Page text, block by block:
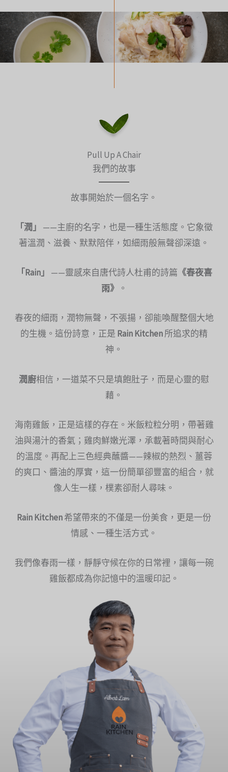
Pull Up A Chair
我們的故事
故事開始於一個名字。
「潤」
——主廚的名字，也是一種生活態度。它象徵
著溫潤、滋養、默默陪伴，如細雨般無聲卻深遠。
「Rain」 ——靈感來自唐代詩人杜甫的詩篇《春夜喜
雨》
。
春夜的細雨，潤物無聲，不張揚，卻能喚醒整個大地
的生機。這份詩意，正是 Rain Kitchen所追求的精
神。
潤廚相信，一道菜不只是填飽肚子，而是心靈的慰
藉。
海南雞飯，正是這樣的存在。米飯粒粒分明，帶著雞
油與湯汁的香氣；雞肉鮮嫩光澤，承載著時間與耐心
的溫度。再配上三色經典蘸醬——辣椒的熱烈、薑蓉
的爽口、醬油的厚實，這一份簡單卻豐富的組合，就
像人生一樣，樸素卻耐人尋味。
Rain Kitchen希望帶來的不僅是一份美食，更是一份
情感、一種生活方式。
我們像春雨一樣，靜靜守候在你的日常裡，讓每一碗
雞飯都成為你記憶中的溫暖印記。